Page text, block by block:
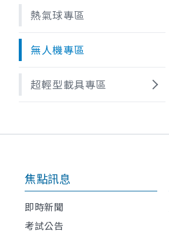
熱氣球專區
無人機專區
超輕型載具專區
焦點訊息
即時新聞
考試公告